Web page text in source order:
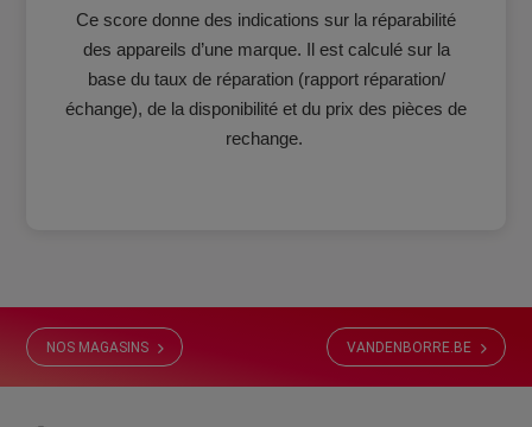
Ce score donne des indications sur la réparabilité
des appareils d’une marque. Il est calculé sur la
base du taux de réparation (rapport réparation/
échange), de la disponibilité et du prix des pièces de
rechange.
NOS MAGASINS VANDENBORRE.BE